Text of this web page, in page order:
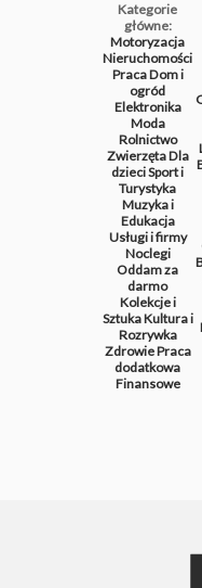
Kategorie
główne:
Motoryzacja
Nieruchomości
PracaDom i
ogród
Elektronika
Moda
Rolnictwo
ZwierzętaDla
dzieciSport i
Turystyka
Muzyka i
Edukacja
Usługi i firmy
Noclegi
Oddam za
darmo
Kolekcje i
SztukaKultura i
Rozrywka
ZdrowiePraca
dodatkowa
Finansowe